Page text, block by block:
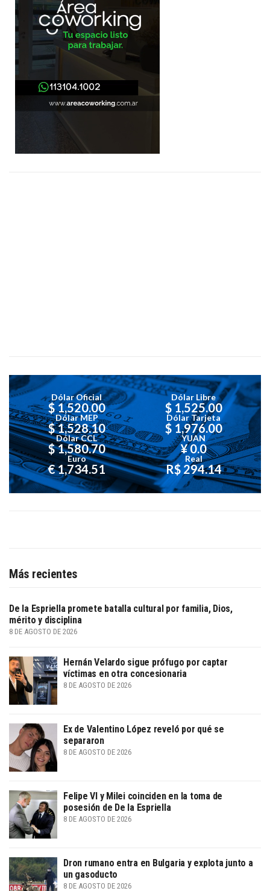
Dólar Oficial
$ 1,520.00
Dólar Libre
$ 1,525.00
Dólar MEP
$ 1,528.10
Dólar Tarjeta
$ 1,976.00
Dólar CCL
$ 1,580.70
YUAN
¥ 0.0
Euro
€ 1,734.51
Real
R$ 294.14
Más recientes
De la Espriella promete batalla cultural por familia, Dios,
mérito y disciplina
8 DE AGOSTO DE 2026
Hernán Velardo sigue prófugo por captar
víctimas en otra concesionaria
8 DE AGOSTO DE 2026
Ex de Valentino López reveló por qué se
separaron
8 DE AGOSTO DE 2026
Felipe VI y Milei coinciden en la toma de
posesión de De la Espriella
8 DE AGOSTO DE 2026
Dron rumano entra en Bulgaria y explota junto a
un gasoducto
8 DE AGOSTO DE 2026